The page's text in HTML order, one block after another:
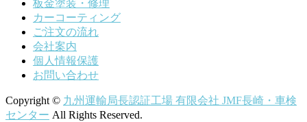
板金塗装・修理
カーコーティング
ご注文の流れ
会社案内
個人情報保護
お問い合わせ
Copyright © 九州運輸局長認証工場 有限会社 JMF長崎・車検
センター All Rights Reserved.